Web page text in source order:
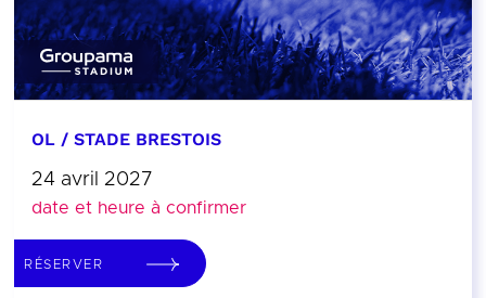
OL / STADE BRESTOIS
24 avril 2027
date et heure à confirmer
RÉSERVER